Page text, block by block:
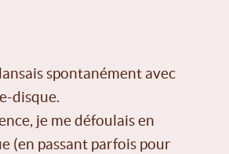
spontanément avec
disque.
je me défoulais en
(en passant parfois pour